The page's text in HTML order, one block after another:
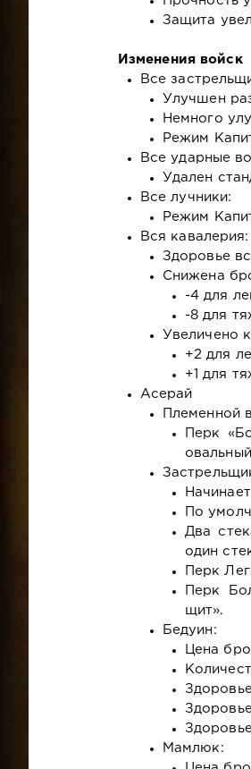
Защита
Изменения войск
Все
Улучшен
Немного
Режим
Все ударные
Удален
Все лучники:
Режим
Вся кавалерия:
Здоровье
Снижена
-4 для
-8 для
Увеличено
+2 для
+1 для
Асерай
Племенной
Перк
По
Два
один
Перк
Перк
щит».
Бедуин:
Цена
Мамлюк: